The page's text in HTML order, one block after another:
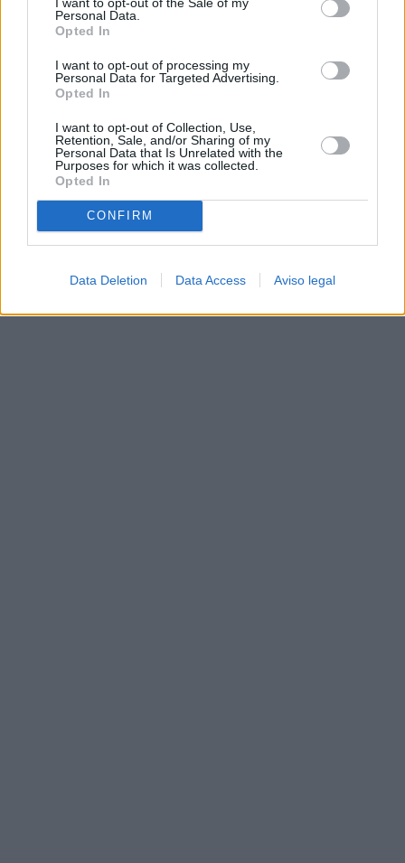
cualquier momento entrando de nuevo en este sitio web o
visitando nuestra política de privacidad.
Personal Data.
Opted In
I want to opt-out of processing my
Personal Data for Targeted Advertising.
Opted In
I want to opt-out of Collection, Use,
Retention, Sale, and/or Sharing of my
Personal Data that Is Unrelated with the
Purposes for which it was collected.
Opted In
CONFIRM
Data Deletion Data Access Aviso legal